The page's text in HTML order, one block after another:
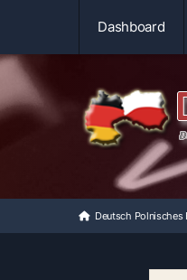
Dashboard
Deutsch Polnisches